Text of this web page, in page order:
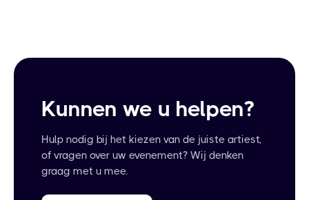
Kunnen we u helpen?
Hulp nodig bij het kiezen van de juiste artiest,
of vragen over uw evenement? Wij denken
graag met u mee.